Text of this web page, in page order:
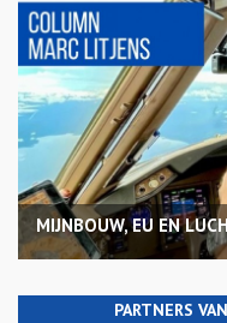
MIJNBOUW, EU EN
PARTNERS